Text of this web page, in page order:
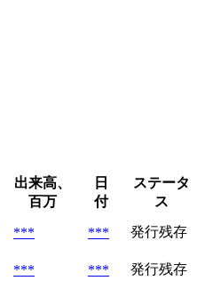
出来高、
百万
日
付
ステータ
ス
*** ***
発行残存
*** ***
発行残存